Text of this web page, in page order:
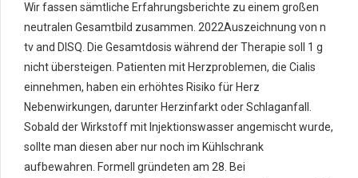
Wir fassen sämtliche Erfahrungsberichte zu einem großen
neutralen Gesamtbild zusammen. 2022Auszeichnung von n
tv and DISQ. Die Gesamtdosis während der Therapie soll 1 g
nicht übersteigen. Patienten mit Herzproblemen, die Cialis
einnehmen, haben ein erhöhtes Risiko für Herz
Nebenwirkungen, darunter Herzinfarkt oder Schlaganfall.
Sobald der Wirkstoff mit Injektionswasser angemischt wurde,
sollte man diesen aber nur noch im Kühlschrank
aufbewahren. Formell gründeten am 28. Bei